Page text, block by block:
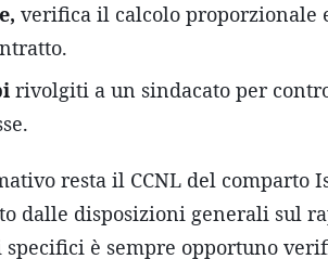
verifica il calcolo
rivolgiti a un sindacato per
resta il CCNL del comparto
dalle disposizioni generali sul
specifici è sempre opportuno